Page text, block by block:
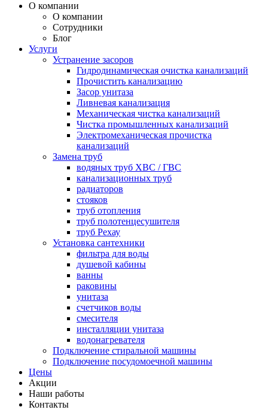
О компании
О компании
Сотрудники
Блог
Услуги
Устранение засоров
Гидродинамическая очистка канализаций
Прочистить канализацию
Засор унитаза
Ливневая канализация
Механическая чистка канализаций
Чистка промышленных канализаций
Электромеханическая прочистка
канализаций
Замена труб
водяных труб ХВС / ГВС
канализационных труб
радиаторов
стояков
труб отопления
труб полотенцесушителя
труб Рехау
Установка сантехники
фильтра для воды
душевой кабины
ванны
раковины
унитаза
счетчиков воды
смесителя
инсталляции унитаза
водонагревателя
Подключение стиральной машины
Подключение посудомоечной машины
Цены
Акции
Наши работы
Контакты